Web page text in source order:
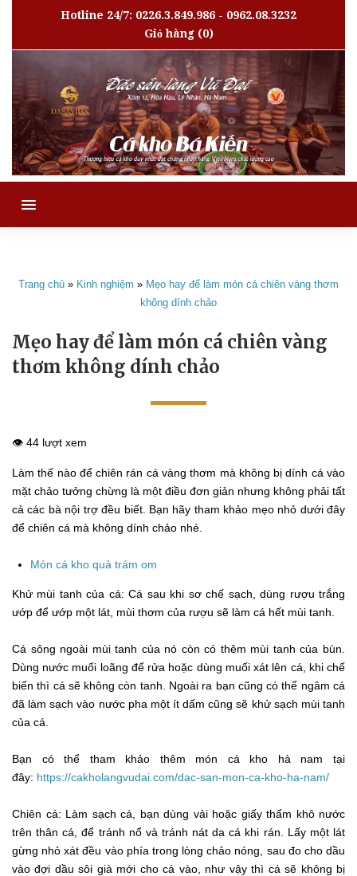
Hotline 24/7: 0226.3.849.986 - 0962.08.3232
Giỏ hàng(0)
MENU
Trang chủ » Kinh nghiệm » Mẹo hay để làm món cá chiên vàng thơm
không dính chảo
Mẹo hay để làm món cá chiên vàng
thơm không dính chảo
👁️ 44 lượt xem
Làm thế nào để chiên rán cá vàng thơm mà không bị dính cá vào
mặt chảo tưởng chừng là một điều đơn giản nhưng không phải tất
cả các bà nội trợ đều biết. Bạn hãy tham khảo mẹo nhỏ dưới đây
để chiên cá mà không dính chảo nhé.
Món cá kho quả trám om
Khử mùi tanh của cá: Cá sau khi sơ chế sạch, dùng rượu trắng
ướp để ướp một lát, mùi thơm của rượu sẽ làm cá hết mùi tanh.
Cá sông ngoài mùi tanh của nó còn có thêm mùi tanh của bùn.
Dùng nước muối loãng để rửa hoặc dùng muối xát lên cá, khi chế
biến thì cá sẽ không còn tanh. Ngoài ra bạn cũng có thể ngâm cá
đã làm sạch vào nước pha một ít dấm cũng sẽ khử sạch mùi tanh
của cá.
Bạn có thể tham khảo thêm món cá kho hà nam tại
đây: https://cakholangvudai.com/dac-san-mon-ca-kho-ha-nam/
Chiên cá: Làm sạch cá, bạn dùng vải hoặc giấy thấm khô nước
trên thân cá, để tránh nổ và tránh nát da cá khi rán. Lấy một lát
gừng nhỏ xát đều vào phía trong lòng chảo nóng, sau đo cho dầu
vào đợi dầu sôi già mới cho cá vào, như vậy thì cá sẽ không bị